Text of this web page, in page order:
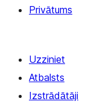
Privātums
Uzziniet
Atbalsts
Izstrādātāji